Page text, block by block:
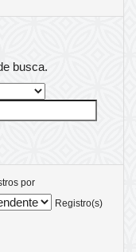
busca.
por
Registro(s)